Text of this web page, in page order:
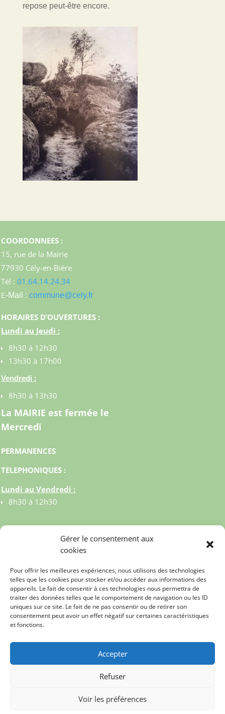
Gérer le consentement aux
cookies
Pour offrir les meilleures expériences, nous utilisons des technologies
telles que les cookies pour stocker et/ou accéder aux informations des
appareils. Le fait de consentir à ces technologies nous permettra de
traiter des données telles que le comportement de navigation ou les ID
uniques sur ce site. Le fait de ne pas consentir ou de retirer son
consentement peut avoir un effet négatif sur certaines caractéristiques
et fonctions.
Accepter
Refuser
Voir les préférences
repose peut-être encore.
COORDONNEES :
15, rue de la Mairie
77930 Cély-en-Bière
Tél :01.64.14.24.34
E-Mail :commune@cely.fr
HORAIRES D’OUVERTURES :
Lundi au Jeudi :
8h30 à 12h30
13h30 à 17h00
Vendredi :
8h30 à 13h30
La MAIRIE est fermée le
Mercredi
PERMANENCES
TELEPHONIQUES :
Lundi au Vendredi :
8h30 à 12h30
© MAIRIE DE CELY 2023
REALISE PAR APPS CONSEILS FRANCE